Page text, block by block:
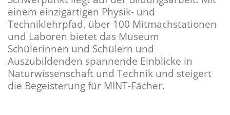
einem einzigartigen Physik- und
Techniklehrpfad, über 100 Mitmachstationen
und Laboren bietet das Museum
Schülerinnen und Schülern und
Auszubildenden spannende Einblicke in
Naturwissenschaft und Technik und steigert
die Begeisterung für MINT-Fächer.